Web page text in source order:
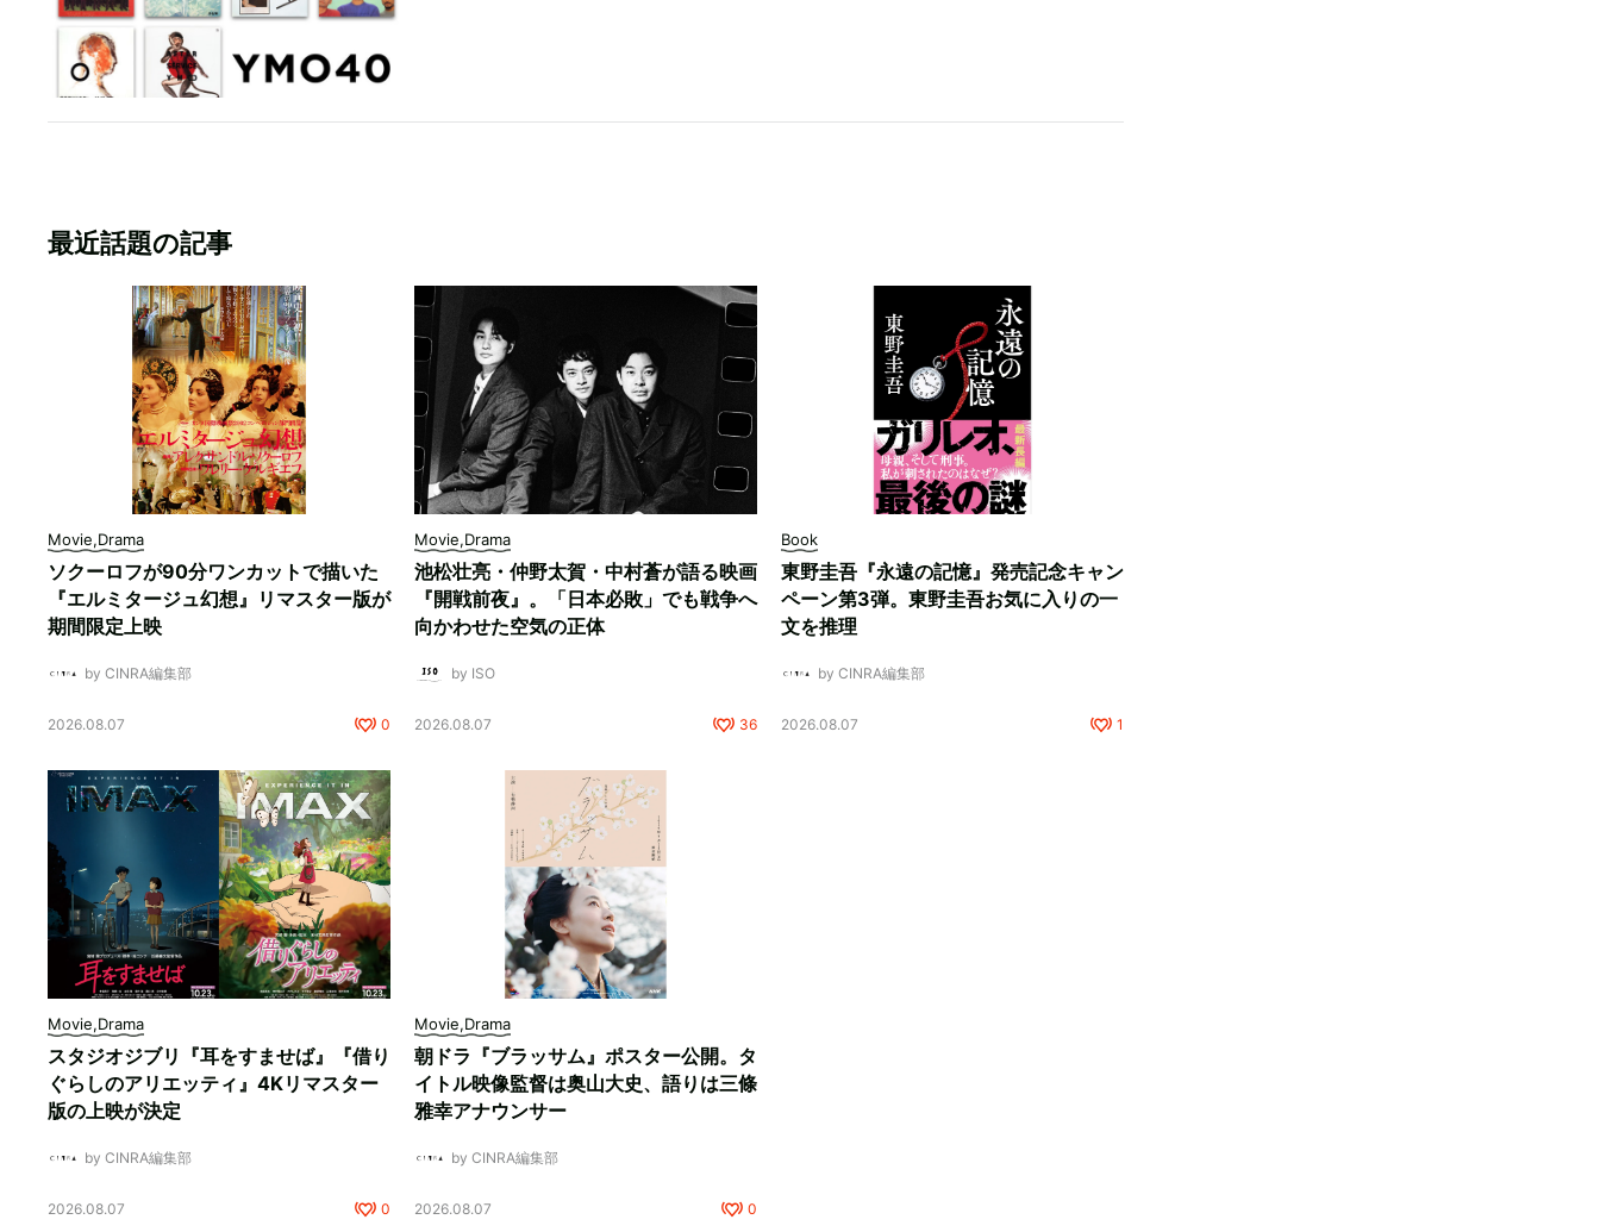
最近話題の記事
Movie,Drama
ソクーロフが90分ワンカットで描いた
『エルミタージュ幻想』リマスター版が
期間限定上映
by CINRA編集部
2026.08.07 0
Movie,Drama
池松壮亮・仲野太賀・中村蒼が語る映画
『開戦前夜』。「日本必敗」でも戦争へ
向かわせた空気の正体
by ISO
2026.08.07 36
Book
東野圭吾『永遠の記憶』発売記念キャン
ペーン第3弾。東野圭吾お気に入りの一
文を推理
by CINRA編集部
2026.08.07 1
Movie,Drama
スタジオジブリ『耳をすませば』『借り
ぐらしのアリエッティ』4Kリマスター
版の上映が決定
by CINRA編集部
2026.08.07 0
Movie,Drama
朝ドラ『ブラッサム』ポスター公開。タ
イトル映像監督は奥山大史、語りは三條
雅幸アナウンサー
by CINRA編集部
2026.08.07 0